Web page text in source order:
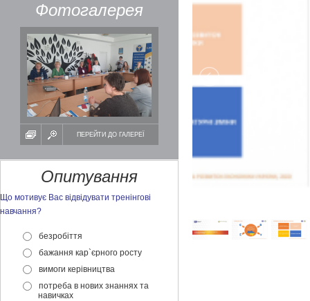
Фотогалерея
ПЕРЕЙТИ ДО ГАЛЕРЕЇ
Опитування
Що мотивує Вас відвідувати тренінгові
навчання?
безробіття
бажання кар`єрного росту
вимоги керівництва
потреба в нових знаннях та
навичках